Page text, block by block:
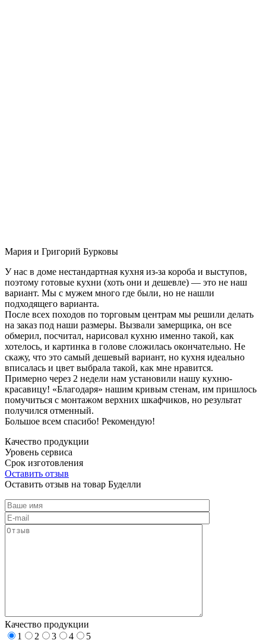
Мария и Григорий Бурковы
У нас в доме нестандартная кухня из-за короба и выступов,
поэтому готовые кухни (хоть они и дешевле) — это не наш
вариант. Мы с мужем много где были, но не нашли
подходящего варианта.
После всех походов по торговым центрам мы решили делать
на заказ под наши размеры. Вызвали замерщика, он все
обмерил, посчитал, нарисовал кухню именно такой, как
хотелось, и картинка в голове сложилась окончательно. Не
скажу, что это самый дешевый вариант, но кухня идеально
вписалась и цвет выбрала такой, как мне нравится.
Примерно через 2 недели нам установили нашу кухню-
красавицу! «Благодаря» нашим кривым стенам, им пришлось
помучиться с монтажом верхних шкафчиков, но результат
получился отменный.
Большое всем спасибо! Рекомендую!
Качество продукции
Уровень сервиса
Срок изготовления
Оставить отзыв
Оставить отзыв на товар Буделли
Качество продукции
1
2 3 4
5